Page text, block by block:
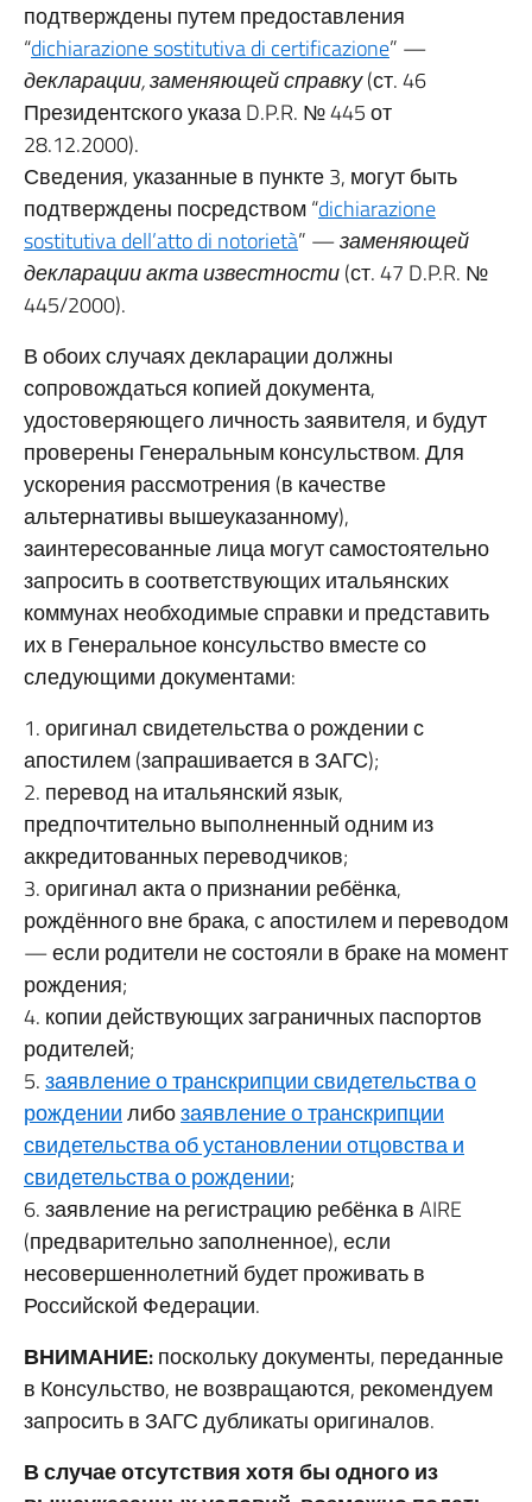
подтверждены путем предоставления
“dichiarazione sostitutiva di certificazione” —
декларации, заменяющей справку(ст. 46
Президентского указа D.P.R. № 445 от
28.12.2000).
Сведения, указанные в пункте 3, могут быть
подтверждены посредством “dichiarazione
sostitutiva dell’atto di notorietà” —заменяющей
декларации акта известности(ст. 47 D.P.R. №
445/2000).
В обоих случаях декларации должны
сопровождаться копией документа,
удостоверяющего личность заявителя, и будут
проверены Генеральным консульством. Для
ускорения рассмотрения (в качестве
альтернативы вышеуказанному),
заинтересованные лица могут самостоятельно
запросить в соответствующих итальянских
коммунах необходимые справки и представить
их в Генеральное консульство вместе со
следующими документами:
1. оригинал свидетельства о рождении с
апостилем (запрашивается в ЗАГС);
2. перевод на итальянский язык,
предпочтительно выполненный одним из
аккредитованных переводчиков;
3. оригинал акта о признании ребёнка,
рождённого вне брака, с апостилем и переводом
— если родители не состояли в браке на момент
рождения;
4. копии действующих заграничных паспортов
родителей;
5.заявление о транскрипции свидетельства о
рождениилибозаявление о транскрипции
свидетельства об установлении отцовства и
свидетельства о рождении;
6. заявление на регистрацию ребёнка в AIRE
(предварительно заполненное), если
несовершеннолетний будет проживать в
Российской Федерации.
ВНИМАНИЕ:поскольку документы, переданные
в Консульство, не возвращаются, рекомендуем
запросить в ЗАГС дубликаты оригиналов.
В случае отсутствия хотя бы одного из